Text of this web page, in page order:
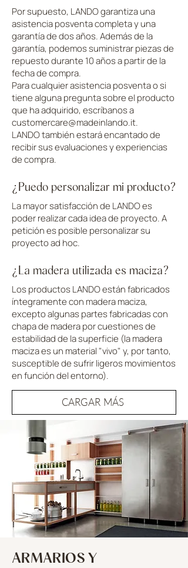
Por supuesto, LANDO garantiza una
asistencia posventa completa y una
garantía de dos años. Además de la
garantía, podemos suministrar piezas de
repuesto durante 10 años a partir de la
fecha de compra.
Para cualquier asistencia posventa o si
tiene alguna pregunta sobre el producto
que ha adquirido, escríbanosa
customercare@madeinlando.it.
LANDO también estará encantado de
recibir sus evaluaciones y experiencias
de compra.
¿Puedo personalizar mi producto?
La mayor satisfacción de LANDO es
poder realizar cada idea de proyecto. A
petición es posible personalizar su
proyecto ad hoc.
¿La madera utilizada es maciza?
Los productos LANDO están fabricados
íntegramente con madera maciza,
excepto algunas partes fabricadas con
chapa de madera por cuestiones de
estabilidad de la superficie (la madera
maciza es un material "vivo" y, por tanto,
susceptible de sufrir ligeros movimientos
en función del entorno).
CARGAR MÁS
ARMARIOS Y